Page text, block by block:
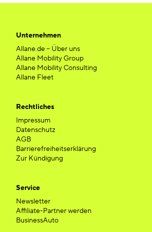
Unternehmen
Allane.de – Über uns
Allane Mobility Group
Allane Mobility Consulting
Allane Fleet
Rechtliches
Impressum
Datenschutz
AGB
Barrierefreiheitserklärung
Zur Kündigung
Service
Newsletter
Affiliate-Partner werden
BusinessAuto